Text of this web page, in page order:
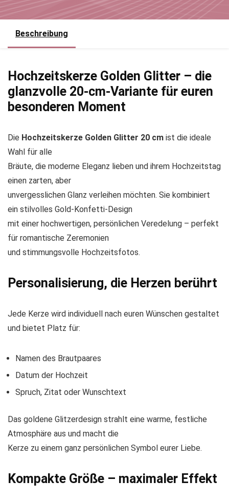
Beschreibung
Hochzeitskerze Golden Glitter – die
glanzvolle 20-cm-Variante für euren
besonderen Moment
Die Hochzeitskerze Golden Glitter 20 cm ist die ideale
Wahl für alle
Bräute, die moderne Eleganz lieben und ihrem Hochzeitstag
einen zarten, aber
unvergesslichen Glanz verleihen möchten. Sie kombiniert
ein stilvolles Gold-Konfetti-Design
mit einer hochwertigen, persönlichen Veredelung – perfekt
für romantische Zeremonien
und stimmungsvolle Hochzeitsfotos.
Personalisierung, die Herzen berührt
Jede Kerze wird individuell nach euren Wünschen gestaltet
und bietet Platz für:
Namen des Brautpaares
Datum der Hochzeit
Spruch, Zitat oder Wunschtext
Das goldene Glitzerdesign strahlt eine warme, festliche
Atmosphäre aus und macht die
Kerze zu einem ganz persönlichen Symbol eurer Liebe.
Kompakte Größe – maximaler Effekt